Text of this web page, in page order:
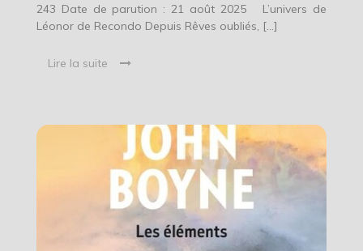
243 Date de parution : 21 août 2025 L’univers de
Léonor de Recondo Depuis Rêves oubliés, […]
Lire la suite